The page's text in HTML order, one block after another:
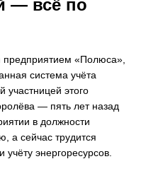
— всё по
«Полюса»,
система учёта
участницей этого
— пять лет назад
в должности
а сейчас трудится
энергоресурсов.